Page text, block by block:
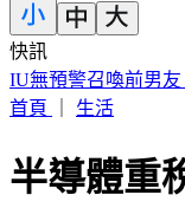
快訊
中國出入境新規將
首頁
生活
半導體重